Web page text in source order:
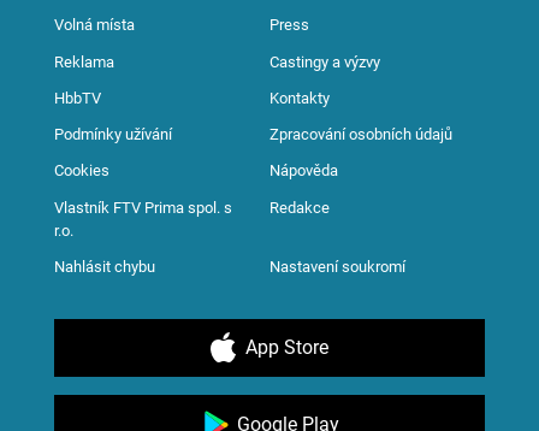
Volná místa Press
Reklama Castingy a výzvy
HbbTV Kontakty
Podmínky užívání Zpracování osobních údajů
Cookies Nápověda
Vlastník FTV Prima spol. s
r.o.
Redakce
Nahlásit chybu Nastavení soukromí
App Store
Google Play